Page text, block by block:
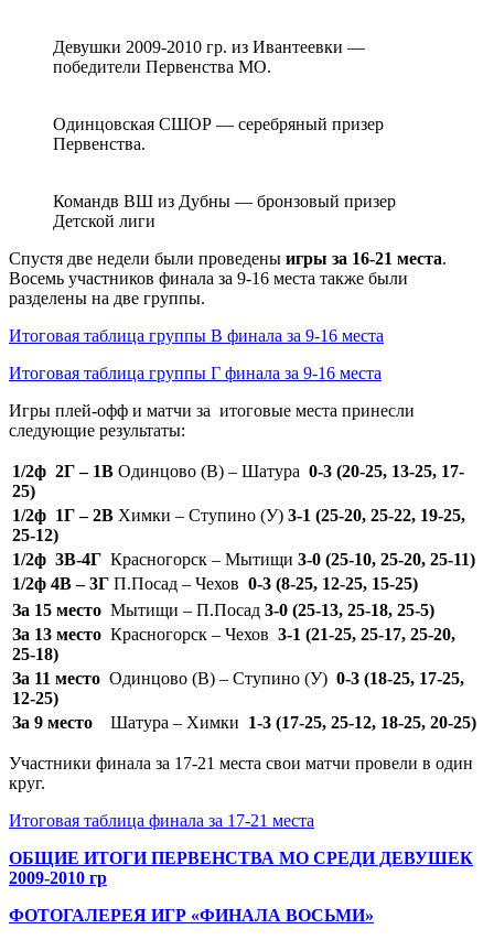
Девушки 2009-2010 гр. из Ивантеевки —
победители Первенства МО.
Одинцовская СШОР — серебряный призер
Первенства.
Командв ВШ из Дубны — бронзовый призер
Детской лиги
Спустя две недели были проведены игры за 16-21 места.
Восемь участников финала за 9-16 места также были
разделены на две группы.
Итоговая таблица группы В финала за 9-16 места
Итоговая таблица группы Г финала за 9-16 места
Игры плей-офф и матчи за итоговые места принесли
следующие результаты:
1/2ф 2Г – 1В Одинцово (В) – Шатура 0-3 (20-25, 13-25, 17-
25)
1/2ф 1Г – 2В Химки – Ступино (У) 3-1 (25-20, 25-22, 19-25,
25-12)
1/2ф 3В-4Г Красногорск – Мытищи 3-0 (25-10, 25-20, 25-11)
1/2ф 4В – 3Г П.Посад – Чехов 0-3 (8-25, 12-25, 15-25)
За 15 место Мытищи – П.Посад 3-0 (25-13, 25-18, 25-5)
За 13 место Красногорск – Чехов 3-1 (21-25, 25-17, 25-20,
25-18)
За 11 место Одинцово (В) – Ступино (У) 0-3 (18-25, 17-25,
12-25)
За 9 место Шатура – Химки 1-3 (17-25, 25-12, 18-25, 20-25)
Участники финала за 17-21 места свои матчи провели в один
круг.
Итоговая таблица финала за 17-21 места
ОБЩИЕ ИТОГИ ПЕРВЕНСТВА МО СРЕДИ ДЕВУШЕК
2009-2010 гр
ФОТОГАЛЕРЕЯ ИГР «ФИНАЛА ВОСЬМИ»